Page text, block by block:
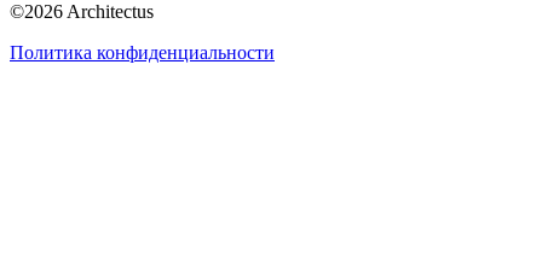
©2026 Architectus
Политика конфиденциальности